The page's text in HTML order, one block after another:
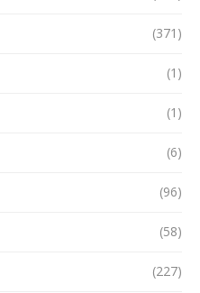
(371)
(1)
(1)
(6)
(96)
(58)
(227)